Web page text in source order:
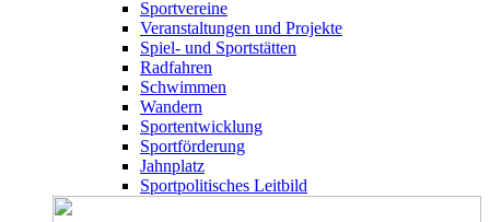
Sportvereine
Veranstaltungen und Projekte
Spiel- und Sportstätten
Radfahren
Schwimmen
Wandern
Sportentwicklung
Sportförderung
Jahnplatz
Sportpolitisches Leitbild